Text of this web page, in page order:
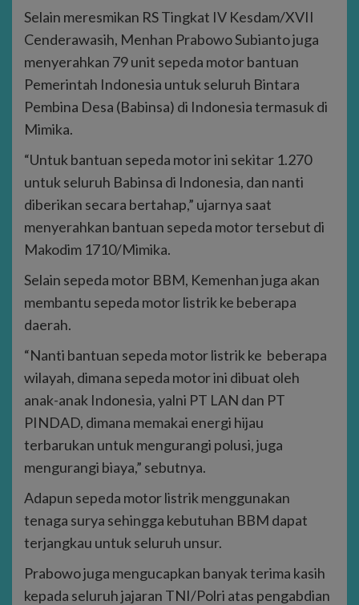
Selain meresmikan RS Tingkat IV Kesdam/XVII
Cenderawasih, Menhan Prabowo Subianto juga
menyerahkan 79 unit sepeda motor bantuan
Pemerintah Indonesia untuk seluruh Bintara
Pembina Desa (Babinsa) di Indonesia termasuk di
Mimika.
“Untuk bantuan sepeda motor ini sekitar 1.270
untuk seluruh Babinsa di Indonesia, dan nanti
diberikan secara bertahap,” ujarnya saat
menyerahkan bantuan sepeda motor tersebut di
Makodim 1710/Mimika.
Selain sepeda motor BBM, Kemenhan juga akan
membantu sepeda motor listrik ke beberapa
daerah.
“Nanti bantuan sepeda motor listrik ke beberapa
wilayah, dimana sepeda motor ini dibuat oleh
anak-anak Indonesia, yalni PT LAN dan PT
PINDAD, dimana memakai energi hijau
terbarukan untuk mengurangi polusi, juga
mengurangi biaya,” sebutnya.
Adapun sepeda motor listrik menggunakan
tenaga surya sehingga kebutuhan BBM dapat
terjangkau untuk seluruh unsur.
Prabowo juga mengucapkan banyak terima kasih
kepada seluruh jajaran TNI/Polri atas pengabdian